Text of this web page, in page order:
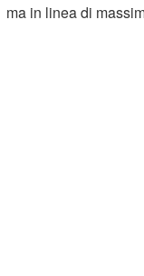
ma in linea di